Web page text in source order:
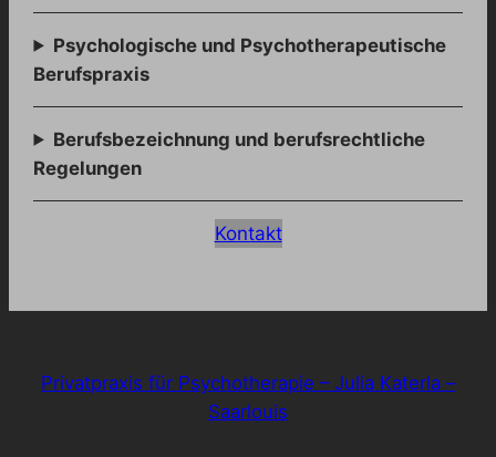
Psychologische und Psychotherapeutische
Berufspraxis
Berufsbezeichnung und berufsrechtliche
Regelungen
Kontakt
Privatpraxis für Psychotherapie – Julia Katerla –
Saarlouis